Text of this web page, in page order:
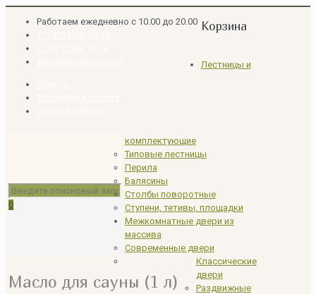
Работаем ежедневно с 10.00 до 20.00
0
Масло для сауны (1 л)
Корзина
Лестницы и
комплектующие
Типовые лестницы
Перила
Балясины
Столбы поворотные
Ступени, тетивы, площадки
Межкомнатные двери из
массива
Современные двери
Классические
двери
Раздвижные